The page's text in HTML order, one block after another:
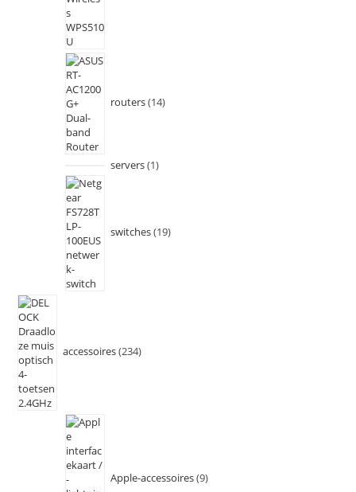
routers 14
servers 1
switches 19
accessoires 234
Apple-accessoires 9